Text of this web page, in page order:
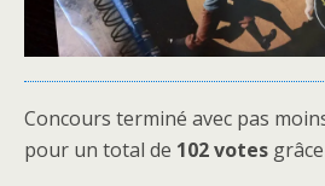
Concours terminé avec pas
pour un total de 102 votes